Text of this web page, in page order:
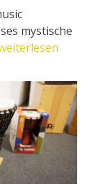
mystische
playing